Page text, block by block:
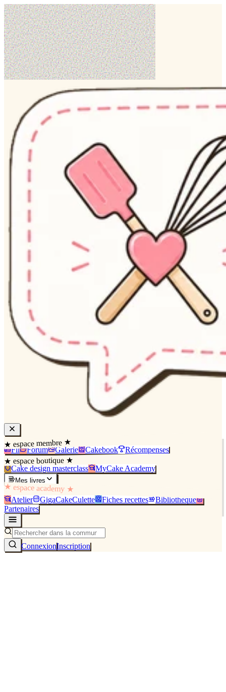
★ espace membre ★
Fil Forum Galerie Cakebook Récompenses
★ espace boutique ★
Cake design masterclass MyCake Academy
Mes livres
★ espace academy ★
Atelier GigaCakeCulette Fiches recettes
Bibliothèque
Partenaires
ConnexionInscription